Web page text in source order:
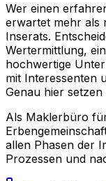
Wer einen
erwartet mehr als
Inserats.
Wertermittlung,
hochwertige
mit Interessenten
Genau hier setzen
Als Maklerbüro
allen Phasen der
Prozessen und